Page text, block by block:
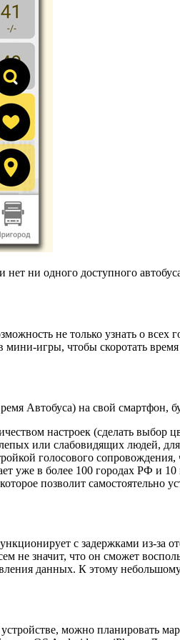
ни одного доступного
не только узнать о
мини-игры, чтобы скоротать
Автобуса) на свой смартфон,
настроек (сделать
или слабовидящих людей,
голосового
уже в более 100 городах РФ и
позволит самостоятельно
с задержками из-за
не значит, что он сможет
данных. К этому
можно планировать